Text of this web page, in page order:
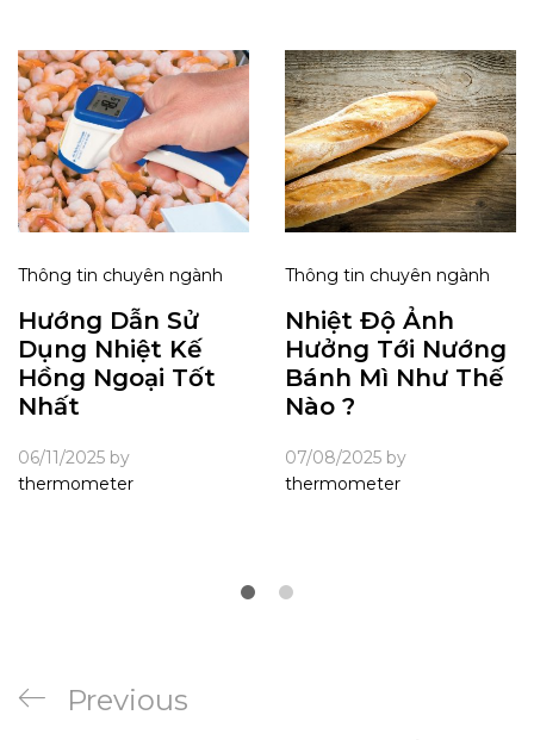
Thông tin chuyên ngành
Hướng Dẫn Sử
Dụng Nhiệt Kế
Hồng Ngoại Tốt
Nhất
06/11/2025 by
thermometer
Thông tin chuyên ngành
Nhiệt Độ Ảnh
Hưởng Tới Nướng
Bánh Mì Như Thế
Nào ?
07/08/2025 by
thermometer
Previous